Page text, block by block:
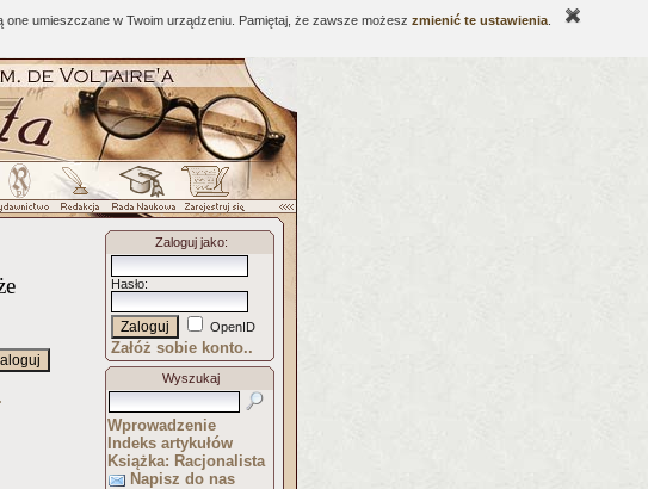
umieszczane w Twoim urządzeniu. Pamiętaj, że zawsze możesz zmienić te ustawienia
Zaloguj jako:
Hasło:
OpenID
Załóż sobie konto..
Wyszukaj
Wprowadzenie
Indeks artykułów
Książka: Racjonalista
Napisz do nas